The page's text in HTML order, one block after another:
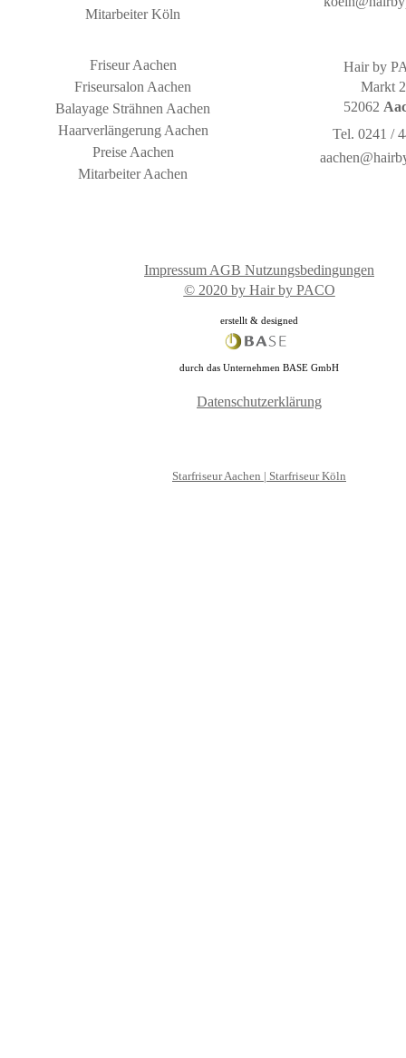
Mitarbeiter Köln
Friseur Aachen
Friseursalon Aachen
Balayage Strähnen Aachen
Haarverlängerung Aachen
Preise Aachen
Mitarbeiter Aachen
Hair by
Markt
52062
Tel. 0241 /
Impressum AGB Nutzungsbedingungen
© 2020 by Hair by PACO
erstellt & designed
durch das Unternehmen BASE GmbH
Datenschutzerklärung
Starfriseur Aachen | Starfriseur Köln